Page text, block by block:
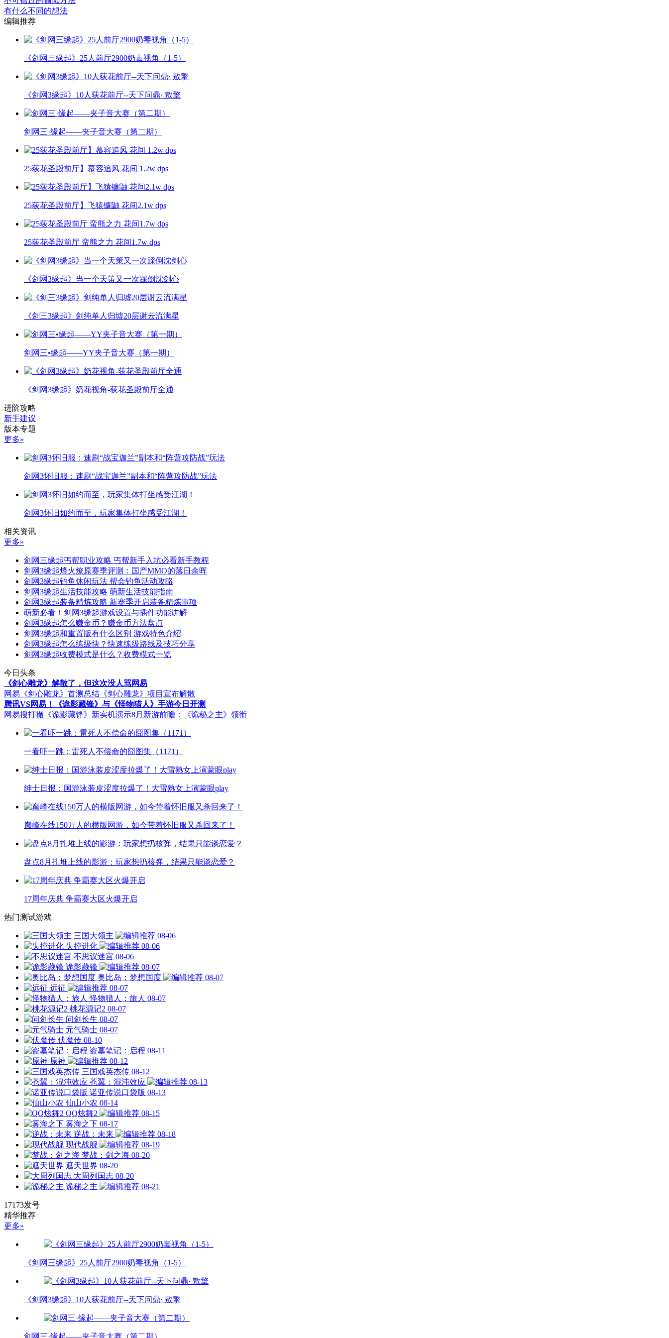
有什么不同的想法
编辑推荐
《剑网三缘起》25人前厅2900奶毒视角（1-5）
《剑网3缘起》10人荻花前厅--天下问鼎· 敖擎
剑网三·缘起——夹子音大赛（第二期）
25荻花圣殿前厅】慕容追风 花间 1.2w dps
25荻花圣殿前厅】飞猿镰鼬 花间2.1w dps
25荻花圣殿前厅 蛮熊之力 花间1.7w dps
《剑网3缘起》当一个天策又一次踩倒沈剑心
《剑三3缘起》剑纯单人归墟20层谢云流满星
剑网三•缘起——YY夹子音大赛（第一期）
《剑网3缘起》奶花视角-荻花圣殿前厅全通
进阶攻略
新手建议
版本专题
更多»
剑网3怀旧服：速刷“战宝迦兰”副本和“阵营攻防战”玩法
剑网3怀旧如约而至，玩家集体打坐感受江湖！
相关资讯
更多»
剑网三缘起丐帮职业攻略 丐帮新手入坑必看新手教程
剑网3缘起烽火燎原赛季评测：国产MMO的落日余晖
剑网3缘起钓鱼休闲玩法 帮会钓鱼活动攻略
剑网3缘起生活技能攻略 萌新生活技能指南
剑网3缘起装备精炼攻略 新赛季开启装备精炼事项
萌新必看！剑网3缘起游戏设置与插件功能讲解
剑网3缘起怎么赚金币？赚金币方法盘点
剑网3缘起和重置版有什么区别 游戏特色介绍
剑网3缘起怎么练级快？快速练级路线及技巧分享
剑网3缘起收费模式是什么？收费模式一览
今日头条
《剑心雕龙》解散了，但这次没人骂网易
网易《剑心雕龙》首测总结 《剑心雕龙》项目宣布解散
腾讯VS网易！《诡影藏锋》与《怪物猎人》手游今日开测
网易搜打撤《诡影藏锋》新实机演示8月新游前瞻：《诡秘之主》领衔
一看吓一跳：雷死人不偿命的囧图集（1171）
绅士日报：国游泳装皮涩度拉爆了！大雷熟女上演蒙眼play
巅峰在线150万人的横版网游，如今带着怀旧服又杀回来了！
盘点8月扎堆上线的影游：玩家想扔核弹，结果只能谈恋爱？
17周年庆典 争霸赛大区火爆开启
热门测试游戏
三国大领主
08-06
失控进化
08-06
不思议迷宫 08-06
诡影藏锋
08-07
奥比岛：梦想国度
08-07
远征
08-07
怪物猎人：旅人 08-07
桃花源记2 08-07
问剑长生 08-07
元气骑士 08-07
伏魔传 08-10
盗墓笔记：启程 08-11
原神
08-12
三国戏英杰传 08-12
苍翼：混沌效应
08-13
诺亚传说口袋版 08-13
仙山小农 08-14
QQ炫舞2
08-15
雾海之下 08-17
逆战：未来
08-18
现代战舰
08-19
梦战：剑之海 08-20
遮天世界 08-20
大周列国志 08-20
诡秘之主
08-21
17173发号
精华推荐
更多»
《剑网三缘起》25人前厅2900奶毒视角（1-5）
《剑网3缘起》10人荻花前厅--天下问鼎· 敖擎
剑网三·缘起——夹子音大赛（第二期）